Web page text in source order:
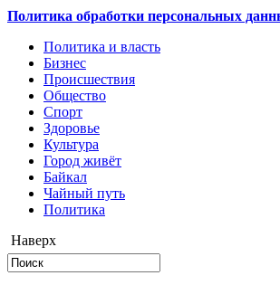
Политика обработки персональных
Политика и власть
Бизнес
Происшествия
Общество
Cпорт
Здоровье
Культура
Город живёт
Байкал
Чайный путь
Политика
Наверх